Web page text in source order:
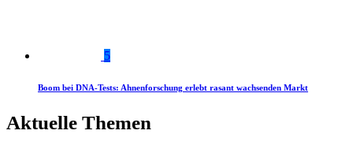
5
Boom bei DNA-Tests: Ahnenforschung erlebt rasant wachsenden Markt
Aktuelle Themen